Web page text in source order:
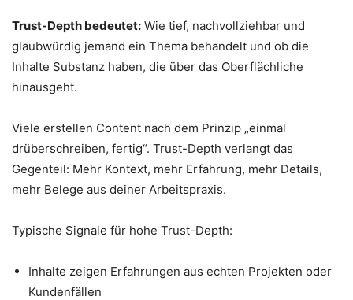
Trust-Depth bedeutet: Wie tief, nachvollziehbar und
glaubwürdig jemand ein Thema behandelt und ob die
Inhalte Substanz haben, die über das Oberflächliche
hinausgeht.
Viele erstellen Content nach dem Prinzip „einmal
drüberschreiben, fertig“. Trust-Depth verlangt das
Gegenteil: Mehr Kontext, mehr Erfahrung, mehr Details,
mehr Belege aus deiner Arbeitspraxis.
Typische Signale für hohe Trust-Depth:
Inhalte zeigen Erfahrungen aus echten Projekten oder
Kundenfällen